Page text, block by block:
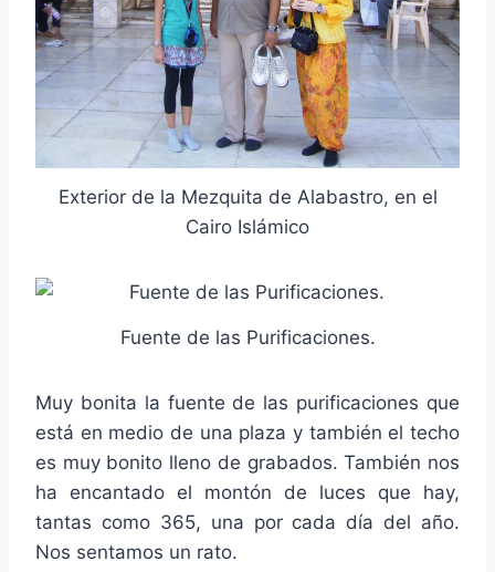
Exterior de la Mezquita de Alabastro, en el
Cairo Islámico
Fuente de las Purificaciones.
Muy bonita la fuente de las purificaciones que
está en medio de una plaza y también el techo
es muy bonito lleno de grabados. También nos
ha encantado el montón de luces que hay,
tantas como 365, una por cada día del año.
Nos sentamos un rato.